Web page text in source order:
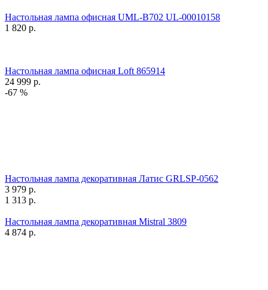
Настольная лампа офисная UML-B702 UL-00010158
1 820 р.
Настольная лампа офисная Loft 865914
24 999 р.
-67 %
Настольная лампа декоративная Латис GRLSP-0562
3 979 р.
1 313 р.
Настольная лампа декоративная Mistral 3809
4 874 р.